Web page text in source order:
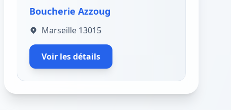
Boucherie Azzoug
Marseille 13015
Voir les détails